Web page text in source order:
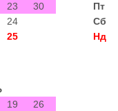
23
30
24
25
Пт
Сб
Нд
19
26